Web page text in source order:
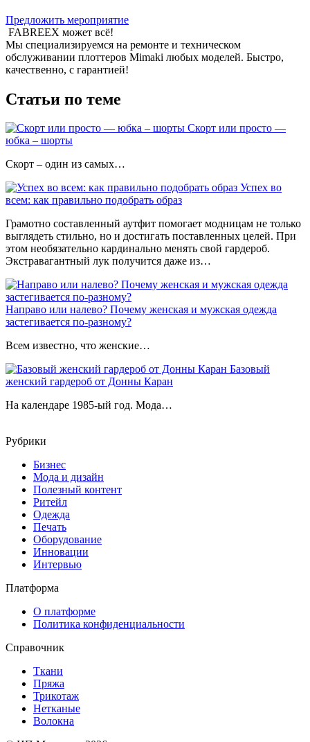
Предложить мероприятие
FABREEX может всё!
Мы специализируемся на ремонте и техническом
обслуживании плоттеров Mimaki любых моделей. Быстро,
качественно, с гарантией!
Статьи по теме
Скорт или просто —
юбка – шорты
Скорт – один из самых…
Успех во
всем: как правильно подобрать образ
Грамотно составленный аутфит помогает модницам не только
выглядеть стильно, но и достигать поставленных целей. При
этом необязательно кардинально менять свой гардероб.
Экстравагантный лук получится даже из…
Направо или налево? Почему женская и мужская одежда
застегивается по-разному?
Всем известно, что женские…
Базовый
женский гардероб от Донны Каран
На календаре 1985-ый год. Мода…
Рубрики
Бизнес
Мода и дизайн
Полезный контент
Ритейл
Одежда
Печать
Оборудование
Инновации
Интервью
Платформа
О платформе
Политика конфиденциальности
Справочник
Ткани
Пряжа
Трикотаж
Нетканые
Волокна